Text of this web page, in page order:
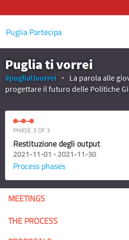
Puglia Partecipa
Puglia ti vorrei
#pugliativorrei
La parola alle
progettare il futuro delle Politiche
PHASE 3 OF 3
Restituzione degli output
2021-11-01 - 2021-11-30
Process phases
MEETINGS
THE PROCESS